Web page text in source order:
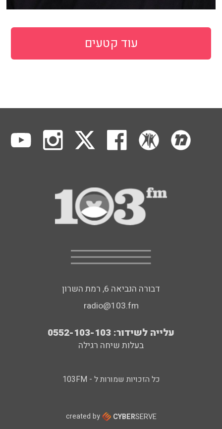
עוד קטעים
דבורה הנביאה 6, רמת השרון
radio@103.fm
עלייה לשידור: 0552-103-103
בעלות שיחה רגילה
כל הזכויות שמורות ל - 103FM
created by CYBERSERVE